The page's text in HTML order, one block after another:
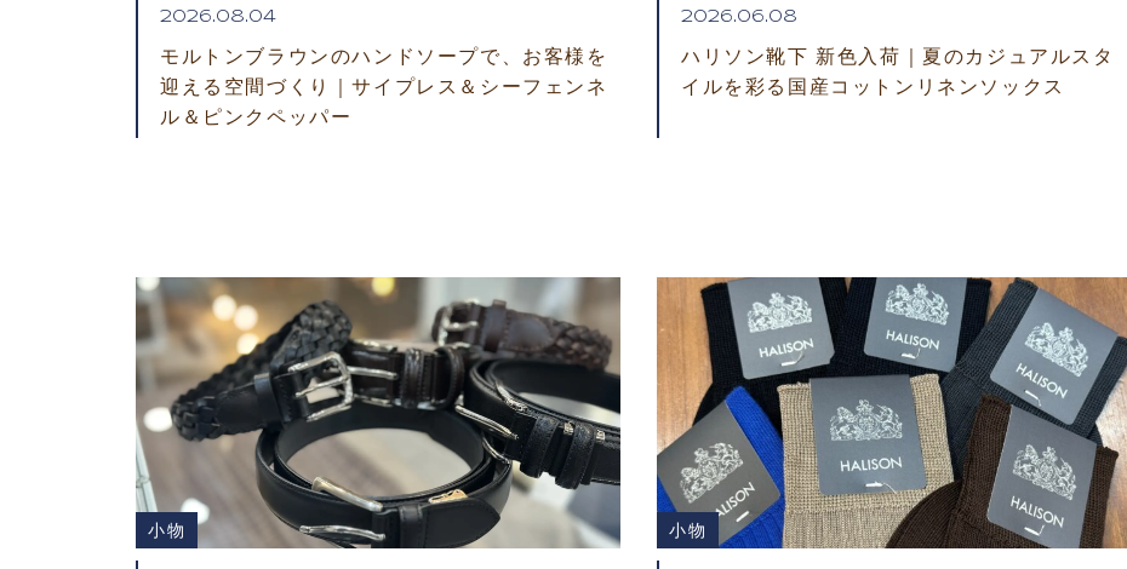
2026.08.04
モルトンブラウンのハンドソープで、お客様を
迎える空間づくり｜サイプレス＆シーフェンネ
ル＆ピンクペッパー
2026.06.08
ハリソン靴下 新色入荷｜夏のカジュアルスタ
イルを彩る国産コットンリネンソックス
小物 小物